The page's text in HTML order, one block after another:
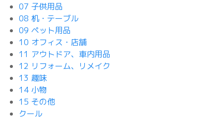
07 子供用品
08 机・テーブル
09 ペット用品
10 オフィス・店舗
11 アウトドア、車内用品
12 リフォーム、リメイク
13 趣味
14 小物
15 その他
クール